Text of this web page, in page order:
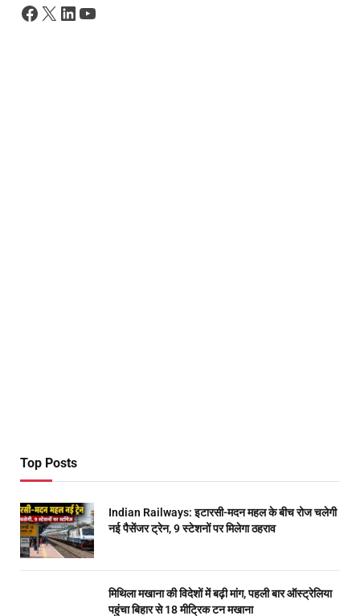
Facebook
X LinkedIn
YouTube
Top Posts
Indian Railways: इटारसी-मदन महल के बीच रोज चलेगी
नई पैसेंजर ट्रेन, 9 स्टेशनों पर मिलेगा ठहराव
मिथिला मखाना की विदेशों में बढ़ी मांग, पहली बार ऑस्ट्रेलिया
पहुंचा बिहार से 18 मीट्रिक टन मखाना